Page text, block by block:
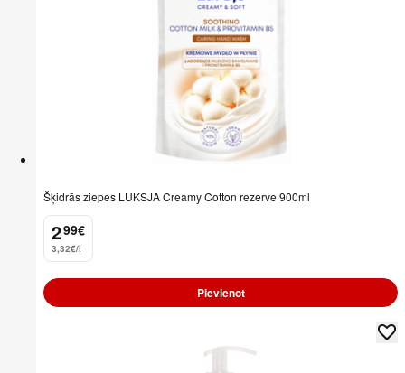
Šķidrās ziepes LUKSJA Creamy Cotton rezerve 900ml
2
. 99€
3,32€/l
Pievienot